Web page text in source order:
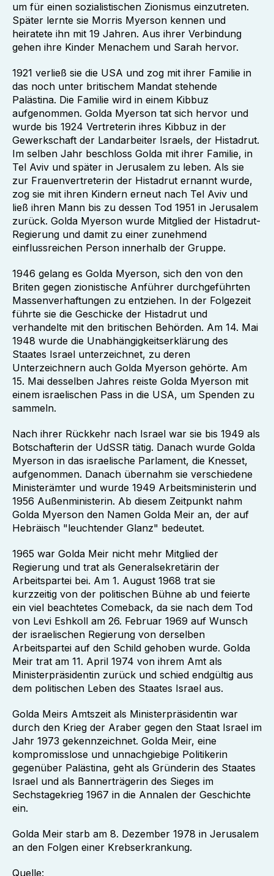
um für einen sozialistischen Zionismus einzutreten.
Später lernte sie Morris Myerson kennen und
heiratete ihn mit 19 Jahren. Aus ihrer Verbindung
gehen ihre Kinder Menachem und Sarah hervor.
1921 verließ sie die USA und zog mit ihrer Familie in
das noch unter britischem Mandat stehende
Palästina. Die Familie wird in einem Kibbuz
aufgenommen. Golda Myerson tat sich hervor und
wurde bis 1924 Vertreterin ihres Kibbuz in der
Gewerkschaft der Landarbeiter Israels, der Histadrut.
Im selben Jahr beschloss Golda mit ihrer Familie, in
Tel Aviv und später in Jerusalem zu leben. Als sie
zur Frauenvertreterin der Histadrut ernannt wurde,
zog sie mit ihren Kindern erneut nach Tel Aviv und
ließ ihren Mann bis zu dessen Tod 1951 in Jerusalem
zurück. Golda Myerson wurde Mitglied der Histadrut-
Regierung und damit zu einer zunehmend
einflussreichen Person innerhalb der Gruppe.
1946 gelang es Golda Myerson, sich den von den
Briten gegen zionistische Anführer durchgeführten
Massenverhaftungen zu entziehen. In der Folgezeit
führte sie die Geschicke der Histadrut und
verhandelte mit den britischen Behörden. Am 14. Mai
1948 wurde die Unabhängigkeitserklärung des
Staates Israel unterzeichnet, zu deren
Unterzeichnern auch Golda Myerson gehörte. Am
15. Mai desselben Jahres reiste Golda Myerson mit
einem israelischen Pass in die USA, um Spenden zu
sammeln.
Nach ihrer Rückkehr nach Israel war sie bis 1949 als
Botschafterin der UdSSR tätig. Danach wurde Golda
Myerson in das israelische Parlament, die Knesset,
aufgenommen. Danach übernahm sie verschiedene
Ministerämter und wurde 1949 Arbeitsministerin und
1956 Außenministerin. Ab diesem Zeitpunkt nahm
Golda Myerson den Namen Golda Meir an, der auf
Hebräisch "leuchtender Glanz" bedeutet.
1965 war Golda Meir nicht mehr Mitglied der
Regierung und trat als Generalsekretärin der
Arbeitspartei bei. Am 1. August 1968 trat sie
kurzzeitig von der politischen Bühne ab und feierte
ein viel beachtetes Comeback, da sie nach dem Tod
von Levi Eshkoll am 26. Februar 1969 auf Wunsch
der israelischen Regierung von derselben
Arbeitspartei auf den Schild gehoben wurde. Golda
Meir trat am 11. April 1974 von ihrem Amt als
Ministerpräsidentin zurück und schied endgültig aus
dem politischen Leben des Staates Israel aus.
Golda Meirs Amtszeit als Ministerpräsidentin war
durch den Krieg der Araber gegen den Staat Israel im
Jahr 1973 gekennzeichnet. Golda Meir, eine
kompromisslose und unnachgiebige Politikerin
gegenüber Palästina, geht als Gründerin des Staates
Israel und als Bannerträgerin des Sieges im
Sechstagekrieg 1967 in die Annalen der Geschichte
ein.
Golda Meir starb am 8. Dezember 1978 in Jerusalem
an den Folgen einer Krebserkrankung.
Quelle: